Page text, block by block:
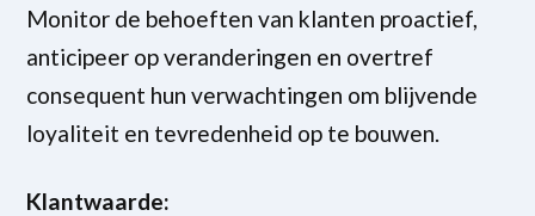
Monitor de behoeften van klanten proactief,
anticipeer op veranderingen en overtref
consequent hun verwachtingen om blijvende
loyaliteit en tevredenheid op te bouwen.
Klantwaarde: